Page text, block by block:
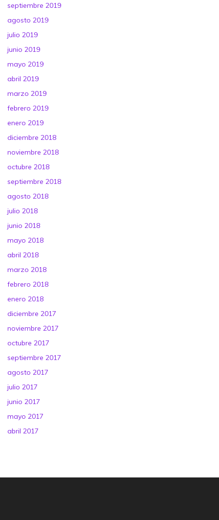
septiembre 2019
agosto 2019
julio 2019
junio 2019
mayo 2019
abril 2019
marzo 2019
febrero 2019
enero 2019
diciembre 2018
noviembre 2018
octubre 2018
septiembre 2018
agosto 2018
julio 2018
junio 2018
mayo 2018
abril 2018
marzo 2018
febrero 2018
enero 2018
diciembre 2017
noviembre 2017
octubre 2017
septiembre 2017
agosto 2017
julio 2017
junio 2017
mayo 2017
abril 2017